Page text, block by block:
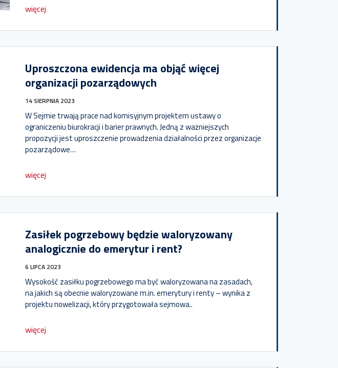
więcej
Uproszczona ewidencja ma objąć więcej
organizacji pozarządowych
14 SIERPNIA 2023
W Sejmie trwają prace nad komisyjnym projektem ustawy o
ograniczeniu biurokracji i barier prawnych. Jedną z ważniejszych
propozycji jest uproszczenie prowadzenia działalności przez organizacje
pozarządowe…
więcej
Zasiłek pogrzebowy będzie waloryzowany
analogicznie do emerytur i rent?
6 LIPCA 2023
Wysokość zasiłku pogrzebowego ma być waloryzowana na zasadach,
na jakich są obecnie waloryzowane m.in. emerytury i renty – wynika z
projektu nowelizacji, który przygotowała sejmowa..
więcej